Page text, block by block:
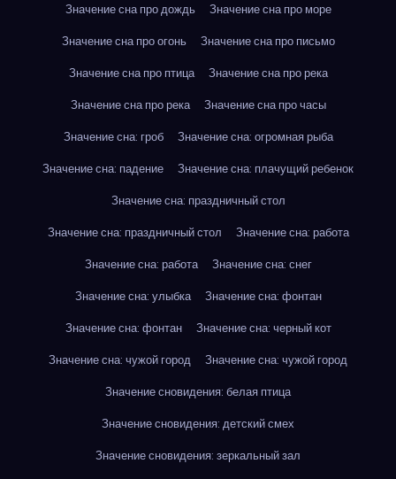
Значение сна про дождь
Значение сна про море
Значение сна про огонь
Значение сна про письмо
Значение сна про птица
Значение сна про река
Значение сна про река
Значение сна про часы
Значение сна: гроб
Значение сна: огромная рыба
Значение сна: падение
Значение сна: плачущий ребенок
Значение сна: праздничный стол
Значение сна: праздничный стол
Значение сна: работа
Значение сна: работа
Значение сна: снег
Значение сна: улыбка
Значение сна: фонтан
Значение сна: фонтан
Значение сна: черный кот
Значение сна: чужой город
Значение сна: чужой город
Значение сновидения: белая птица
Значение сновидения: детский смех
Значение сновидения: зеркальный зал